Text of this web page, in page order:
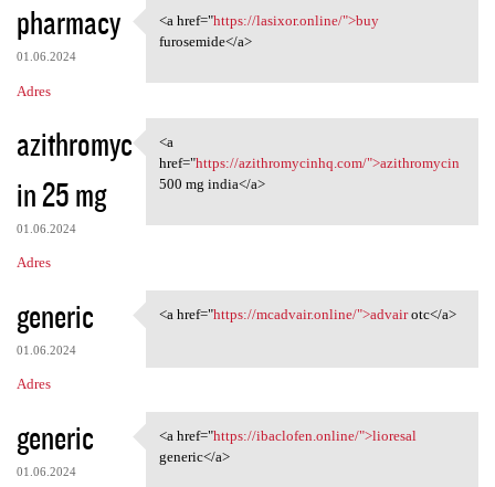
pharmacy
01.06.2024
Adres
<a href="https://lasixor
<a href="https://lasixor.online/">buy
furosemide</a>
azithromyc
in 25 mg
01.06.2024
Adres
<a href="https:/
<a
href="https://azithromycinhq.com/">azithromycin
500 mg india</a>
generic
01.06.2024
Adres
<a href="https://mcadvair
<a href="https://mcadvair.online/">advairotc</a>
generic
01.06.2024
<a href="https://ibaclofen
<a href="https://ibaclofen.online/">lioresal
generic</a>